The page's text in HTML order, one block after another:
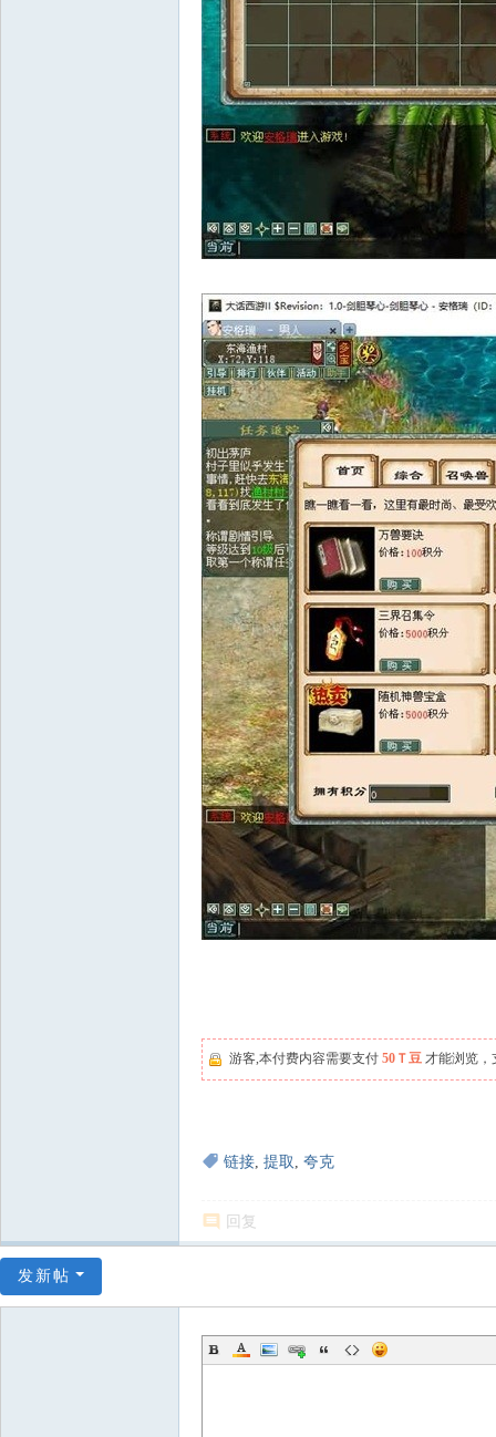
游客,本付费内容需要支付 50Ｔ豆 才能浏览，
链接, 提取 , 夸克
回复
发新帖